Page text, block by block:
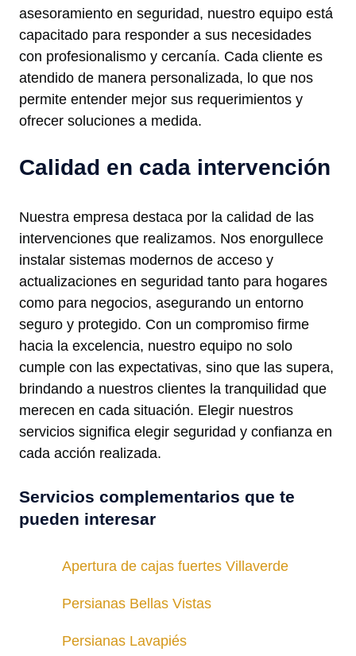
asesoramiento en seguridad, nuestro equipo está
capacitado para responder a sus necesidades
con profesionalismo y cercanía. Cada cliente es
atendido de manera personalizada, lo que nos
permite entender mejor sus requerimientos y
ofrecer soluciones a medida.
Calidad en cada intervención
Nuestra empresa destaca por la calidad de las
intervenciones que realizamos. Nos enorgullece
instalar sistemas modernos de acceso y
actualizaciones en seguridad tanto para hogares
como para negocios, asegurando un entorno
seguro y protegido. Con un compromiso firme
hacia la excelencia, nuestro equipo no solo
cumple con las expectativas, sino que las supera,
brindando a nuestros clientes la tranquilidad que
merecen en cada situación. Elegir nuestros
servicios significa elegir seguridad y confianza en
cada acción realizada.
Servicios complementarios que te
pueden interesar
Apertura de cajas fuertes Villaverde
Persianas Bellas Vistas
Persianas Lavapiés